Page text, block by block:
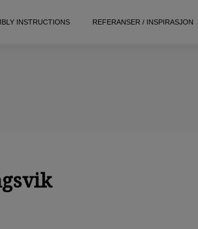
INSTRUCTIONS REFERANSER / INSPIRASJON